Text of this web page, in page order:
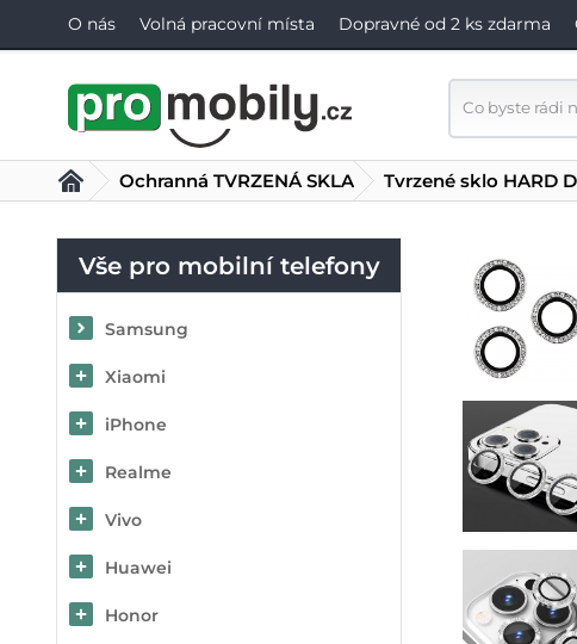
O nás Volná pracovní místa Dopravné od 2 ks zdarma
Vše pro mobilní telefony
Samsung
Xiaomi
iPhone
Realme
Vivo
Huawei
Honor
Ochranná TVRZENÁ SKLA Tvrzené sklo HARD